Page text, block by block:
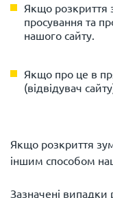
Якщо розкриття
просування та
нашого сайту.
Якщо про це в
(відвідувач
Якщо розкриття
іншим способом
Зазначені випадки